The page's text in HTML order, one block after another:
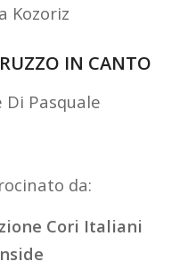
Kozoriz
IN CANTO
Di Pasquale
da:
Cori Italiani